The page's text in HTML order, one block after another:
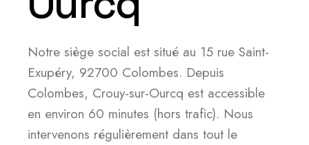
Notre siège social est situé au 15 rue Saint-
Exupéry, 92700 Colombes. Depuis
Colombes, Crouy-sur-Ourcq est accessible
en environ 60 minutes (hors trafic). Nous
intervenons régulièrement dans tout le